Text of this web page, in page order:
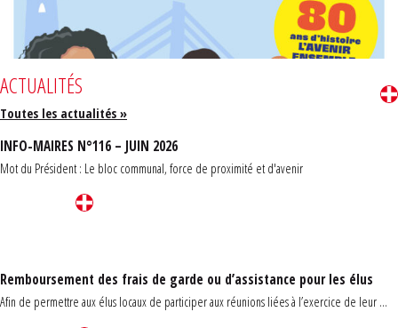
ACTUALITÉS
Toutes les actualités »
INFO-MAIRES N°116 – JUIN 2026
Mot du Président : Le bloc communal, force de proximité et d'avenir
Remboursement des frais de garde ou d’assistance pour les élus
Afin de permettre aux élus locaux de participer aux réunions liées à l’exercice de leur ...